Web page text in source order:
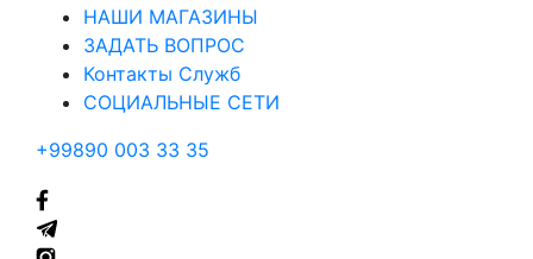
НАШИ МАГАЗИНЫ
ЗАДАТЬ ВОПРОС
Контакты Служб
СОЦИАЛЬНЫЕ СЕТИ
+99890 003 33 35